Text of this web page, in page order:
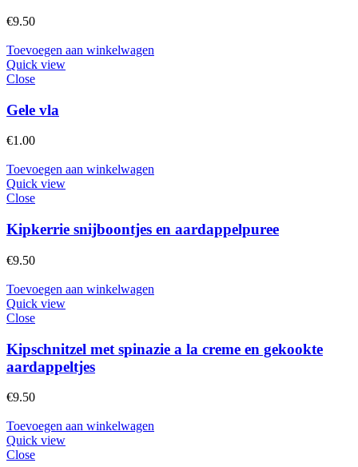
€9.50
Toevoegen aan winkelwagen
Quick view
Close
Gele vla
€1.00
Toevoegen aan winkelwagen
Quick view
Close
Kipkerrie snijboontjes en aardappelpuree
€9.50
Toevoegen aan winkelwagen
Quick view
Close
Kipschnitzel met spinazie a la creme en gekookte
aardappeltjes
€9.50
Toevoegen aan winkelwagen
Quick view
Close